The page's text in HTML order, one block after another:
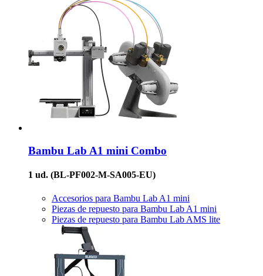
Bambu Lab A1 mini Combo
1 ud. (BL-PF002-M-SA005-EU)
Accesorios para Bambu Lab A1 mini
Piezas de repuesto para Bambu Lab A1 mini
Piezas de repuesto para Bambu Lab AMS lite